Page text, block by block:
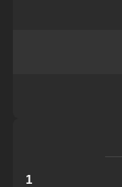
1